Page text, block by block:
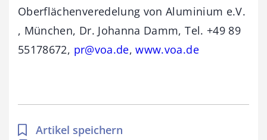
Oberflächenveredelung von Aluminium e.V.
, München, Dr. Johanna Damm, Tel. +49 89
55178672, pr@voa.de,www.voa.de
Artikel speichern